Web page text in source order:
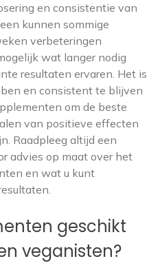
en consistentie van
kunnen sommige
verbeteringen
wat langer nodig
resultaten ervaren. Het is
en consistent te blijven
om de beste
van positieve effecten
Raadpleeg altijd een
advies op maat over het
en wat u kunt
geschikt
veganisten?